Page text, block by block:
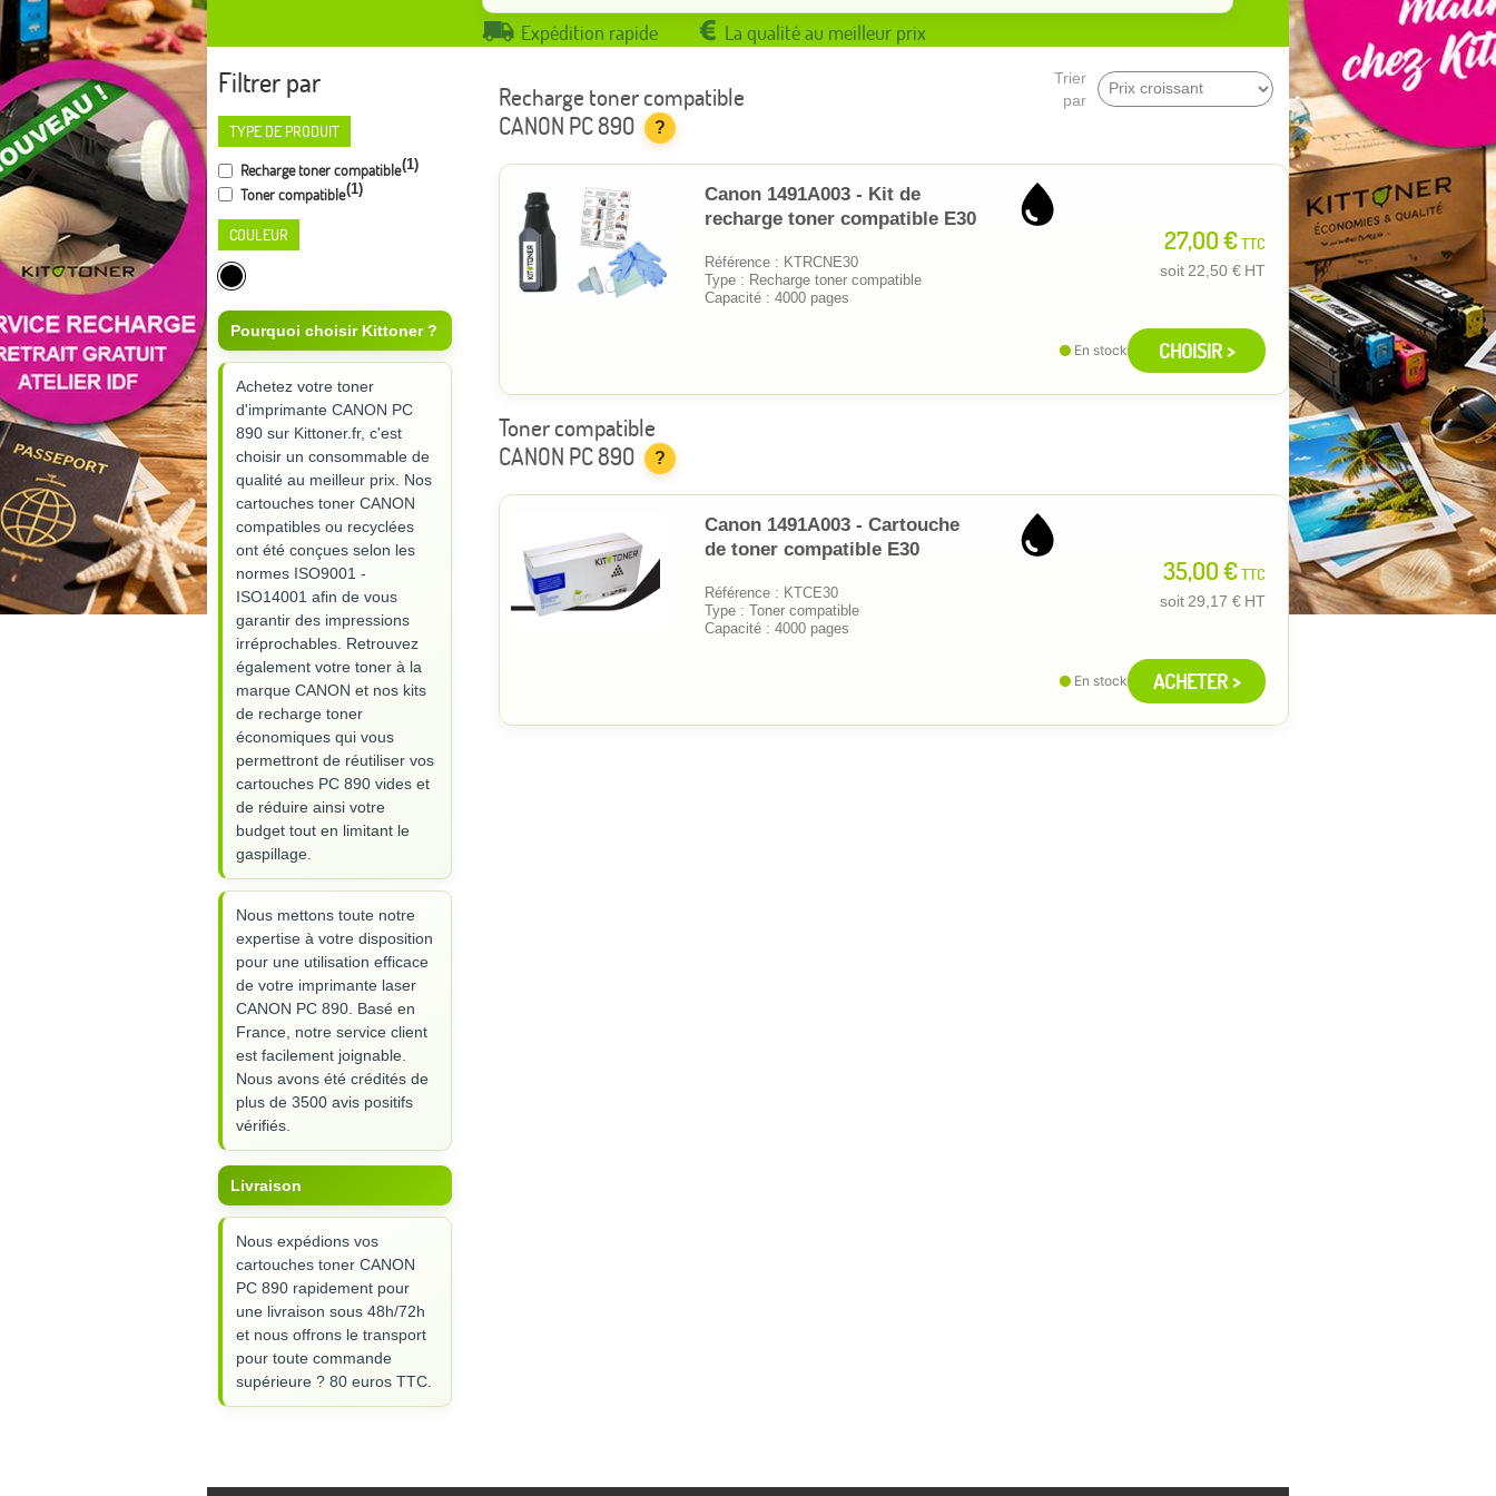
Expédition rapide La qualité au meilleur prix
Filtrer par
TYPE DE PRODUIT
Recharge toner compatible(1)
Toner compatible(1)
COULEUR
Pourquoi choisir Kittoner ?
Achetez votre toner
d'imprimante CANON PC
890 sur Kittoner.fr, c'est
choisir un consommable de
qualité au meilleur prix. Nos
cartouches toner CANON
compatibles ou recyclées
ont été conçues selon les
normes ISO9001 -
ISO14001 afin de vous
garantir des impressions
irréprochables. Retrouvez
également votre toner à la
marque CANON et nos kits
de recharge toner
économiques qui vous
permettront de réutiliser vos
cartouches PC 890 vides et
de réduire ainsi votre
budget tout en limitant le
gaspillage.
Nous mettons toute notre
expertise à votre disposition
pour une utilisation efficace
de votre imprimante laser
CANON PC 890. Basé en
France, notre service client
est facilement joignable.
Nous avons été crédités de
plus de 3500 avis positifs
vérifiés.
Livraison
Nous expédions vos
cartouches toner CANON
PC 890 rapidement pour
une livraison sous 48h/72h
et nous offrons le transport
pour toute commande
supérieure ? 80 euros TTC.
Trier
par
Recharge toner compatible
CANON PC 890
?
Canon 1491A003 - Kit de
recharge toner compatible E30
Référence : KTRCNE30
Type : Recharge toner compatible
Capacité : 4000 pages
27,00 €TTC
soit 22,50 € HT
En stock CHOISIR >
Toner compatible
CANON PC 890
?
Canon 1491A003 - Cartouche
de toner compatible E30
Référence : KTCE30
Type : Toner compatible
Capacité : 4000 pages
35,00 €TTC
soit 29,17 € HT
En stock ACHETER >